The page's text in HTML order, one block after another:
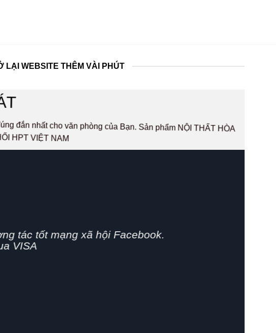
LẠI WEBSITE THÊM VÀI PHÚT
đắn nhất cho văn phòng của Bạn. Sản phẩm NỘI THẤT HÒA
HPT VIỆT NAM
dần phát huy.
xã hội